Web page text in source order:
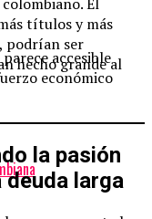
títulos y más
podrían ser
hecho grande al
accesible
económico
la pasión
larga